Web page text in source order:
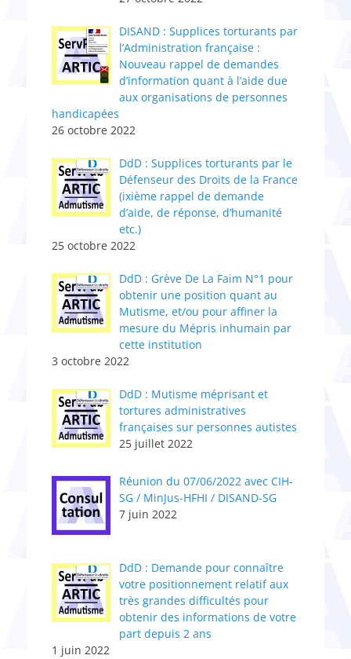
DISAND : Supplices torturants par
l’Administratio​n​ française :
Nouveau rappel de demandes
d’information quant à l’aide due
aux organisations de personnes
handicapées
26 octobre 2022
DdD : Supplices torturants par le
Défenseur des Droits de la France
(ixième rappel de demande
d’aide, de réponse, d’humanité
etc.)
25 octobre 2022
DdD : Grève De La Faim N°1 pour
obtenir une position quant au
Mutisme, et/ou pour affiner la
mesure du Mépris inhumain par
cette institution
3 octobre 2022
DdD : Mutisme méprisant et
tortures administratives
françaises sur personnes autistes
25 juillet 2022
Réunion du 07/06/2022 avec CIH-
SG / MinJus-HFHI / DISAND-SG
7 juin 2022
DdD : Demande pour connaître
votre positionnement relatif aux
très grandes difficultés pour
obtenir des informations de votre
part depuis 2 ans
1 juin 2022